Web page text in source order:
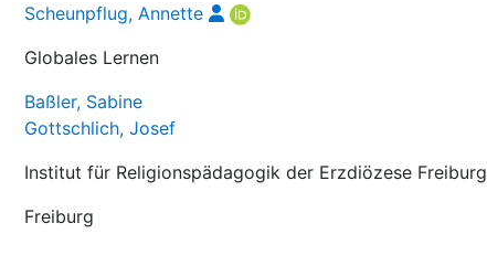
Scheunpflug, Annette
Globales Lernen
Baßler, Sabine
Gottschlich, Josef
Institut für Religionspädagogik der Erzdiözese Freiburg
Freiburg